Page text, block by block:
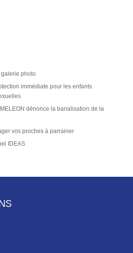
photo
immédiate pour les enfants
dénonce la banalisation de la
vos proches à parrainer
IDEAS